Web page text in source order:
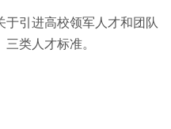
引进高校领军人才和团队
类人才标准。